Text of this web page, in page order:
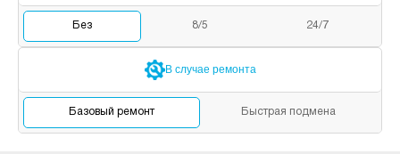
Без 8/5 24/7
В случае ремонта
Базовый ремонт Быстрая подмена